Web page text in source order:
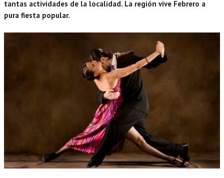
tantas actividades de la localidad. La región vive Febrero a
pura fiesta popular.